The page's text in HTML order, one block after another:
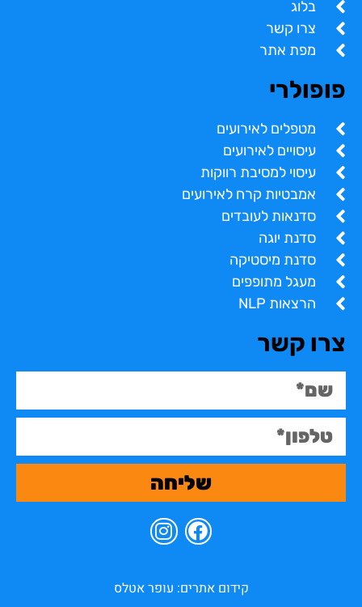
בלוג
צרו קשר
מפת אתר
פופולרי
מטפלים לאירועים
עיסויים לאירועים
עיסוי למסיבת רווקות
אמבטיות קרח לאירועים
סדנאות לעובדים
סדנת יוגה
סדנת מיסטיקה
מעגל מתופפים
הרצאות NLP
צרו קשר
שליחה
קידום אתרים: עופר אטלס